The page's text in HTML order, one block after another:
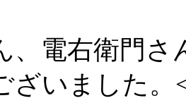
、電右衛門
ざいました。